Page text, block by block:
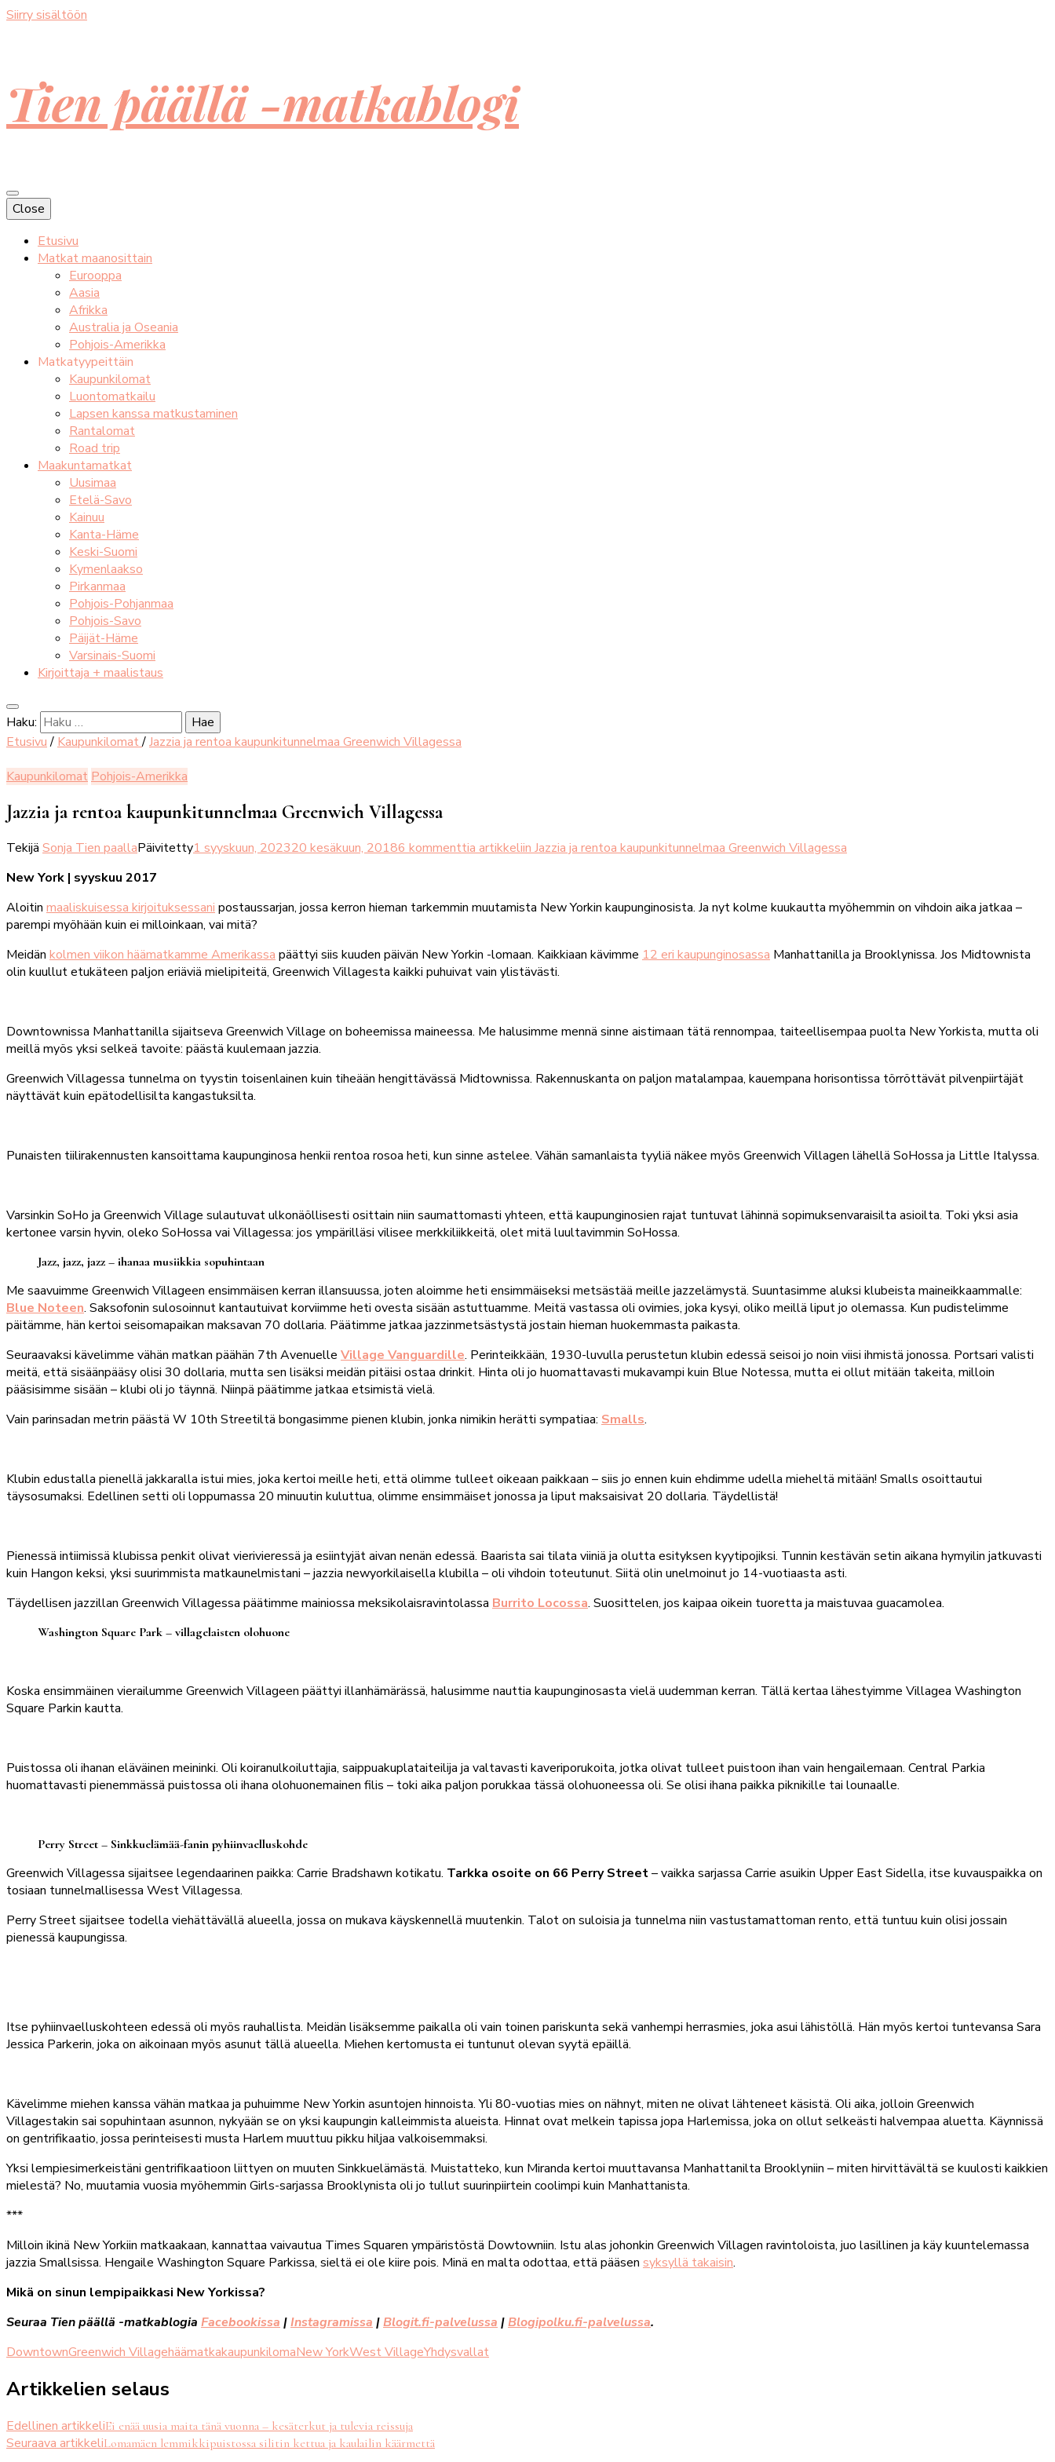
Siirry sisältöön
Tien päällä -matkablogi
Close
Etusivu
Matkat maanosittain
Eurooppa
Aasia
Afrikka
Australia ja Oseania
Pohjois-Amerikka
Matkatyypeittäin
Kaupunkilomat
Luontomatkailu
Lapsen kanssa matkustaminen
Rantalomat
Road trip
Maakuntamatkat
Uusimaa
Etelä-Savo
Kainuu
Kanta-Häme
Keski-Suomi
Kymenlaakso
Pirkanmaa
Pohjois-Pohjanmaa
Pohjois-Savo
Päijät-Häme
Varsinais-Suomi
Kirjoittaja + maalistaus
Haku:
Etusivu / Kaupunkilomat/Jazzia ja rentoa kaupunkitunnelmaa Greenwich Villagessa
Kaupunkilomat Pohjois-Amerikka
Jazzia ja rentoa kaupunkitunnelmaa Greenwich Villagessa
Tekijä Sonja Tien paallaPäivitetty1 syyskuun, 202320 kesäkuun, 20186 kommenttia artikkeliin Jazzia ja rentoa kaupunkitunnelmaa Greenwich Villagessa
New York | syyskuu 2017
Aloitin maaliskuisessa kirjoituksessani postaussarjan, jossa kerron hieman tarkemmin muutamista New Yorkin kaupunginosista. Ja nyt kolme kuukautta myöhemmin on vihdoin aika jatkaa –
parempi myöhään kuin ei milloinkaan, vai mitä?
Meidän kolmen viikon häämatkamme Amerikassa päättyi siis kuuden päivän New Yorkin -lomaan. Kaikkiaan kävimme 12 eri kaupunginosassa Manhattanilla ja Brooklynissa. Jos Midtownista
olin kuullut etukäteen paljon eriäviä mielipiteitä, Greenwich Villagesta kaikki puhuivat vain ylistävästi.
Downtownissa Manhattanilla sijaitseva Greenwich Village on boheemissa maineessa. Me halusimme mennä sinne aistimaan tätä rennompaa, taiteellisempaa puolta New Yorkista, mutta oli
meillä myös yksi selkeä tavoite: päästä kuulemaan jazzia.
Greenwich Villagessa tunnelma on tyystin toisenlainen kuin tiheään hengittävässä Midtownissa. Rakennuskanta on paljon matalampaa, kauempana horisontissa törröttävät pilvenpiirtäjät
näyttävät kuin epätodellisilta kangastuksilta.
Punaisten tiilirakennusten kansoittama kaupunginosa henkii rentoa rosoa heti, kun sinne astelee. Vähän samanlaista tyyliä näkee myös Greenwich Villagen lähellä SoHossa ja Little Italyssa.
Varsinkin SoHo ja Greenwich Village sulautuvat ulkonäöllisesti osittain niin saumattomasti yhteen, että kaupunginosien rajat tuntuvat lähinnä sopimuksenvaraisilta asioilta. Toki yksi asia
kertonee varsin hyvin, oleko SoHossa vai Villagessa: jos ympärilläsi vilisee merkkiliikkeitä, olet mitä luultavimmin SoHossa.
Jazz, jazz, jazz – ihanaa musiikkia sopuhintaan
Me saavuimme Greenwich Villageen ensimmäisen kerran illansuussa, joten aloimme heti ensimmäiseksi metsästää meille jazzelämystä. Suuntasimme aluksi klubeista maineikkaammalle:
Blue Noteen. Saksofonin sulosoinnut kantautuivat korviimme heti ovesta sisään astuttuamme. Meitä vastassa oli ovimies, joka kysyi, oliko meillä liput jo olemassa. Kun pudistelimme
päitämme, hän kertoi seisomapaikan maksavan 70 dollaria. Päätimme jatkaa jazzinmetsästystä jostain hieman huokemmasta paikasta.
Seuraavaksi kävelimme vähän matkan päähän 7th Avenuelle Village Vanguardille. Perinteikkään, 1930-luvulla perustetun klubin edessä seisoi jo noin viisi ihmistä jonossa. Portsari valisti
meitä, että sisäänpääsy olisi 30 dollaria, mutta sen lisäksi meidän pitäisi ostaa drinkit. Hinta oli jo huomattavasti mukavampi kuin Blue Notessa, mutta ei ollut mitään takeita, milloin
pääsisimme sisään – klubi oli jo täynnä. Niinpä päätimme jatkaa etsimistä vielä.
Vain parinsadan metrin päästä W 10th Streetiltä bongasimme pienen klubin, jonka nimikin herätti sympatiaa: Smalls.
Klubin edustalla pienellä jakkaralla istui mies, joka kertoi meille heti, että olimme tulleet oikeaan paikkaan – siis jo ennen kuin ehdimme udella mieheltä mitään! Smalls osoittautui
täysosumaksi. Edellinen setti oli loppumassa 20 minuutin kuluttua, olimme ensimmäiset jonossa ja liput maksaisivat 20 dollaria. Täydellistä!
Pienessä intiimissä klubissa penkit olivat vierivieressä ja esiintyjät aivan nenän edessä. Baarista sai tilata viiniä ja olutta esityksen kyytipojiksi. Tunnin kestävän setin aikana hymyilin jatkuvasti
kuin Hangon keksi, yksi suurimmista matkaunelmistani – jazzia newyorkilaisella klubilla – oli vihdoin toteutunut. Siitä olin unelmoinut jo 14-vuotiaasta asti.
Täydellisen jazzillan Greenwich Villagessa päätimme mainiossa meksikolaisravintolassa Burrito Locossa. Suosittelen, jos kaipaa oikein tuoretta ja maistuvaa guacamolea.
Washington Square Park – villagelaisten olohuone
Koska ensimmäinen vierailumme Greenwich Villageen päättyi illanhämärässä, halusimme nauttia kaupunginosasta vielä uudemman kerran. Tällä kertaa lähestyimme Villagea Washington
Square Parkin kautta.
Puistossa oli ihanan eläväinen meininki. Oli koiranulkoiluttajia, saippuakuplataiteilija ja valtavasti kaveriporukoita, jotka olivat tulleet puistoon ihan vain hengailemaan. Central Parkia
huomattavasti pienemmässä puistossa oli ihana olohuonemainen filis – toki aika paljon porukkaa tässä olohuoneessa oli. Se olisi ihana paikka piknikille tai lounaalle.
Perry Street – Sinkkuelämää-fanin pyhiinvaelluskohde
Greenwich Villagessa sijaitsee legendaarinen paikka: Carrie Bradshawn kotikatu. Tarkka osoite on 66 Perry Street– vaikka sarjassa Carrie asuikin Upper East Sidella, itse kuvauspaikka on
tosiaan tunnelmallisessa West Villagessa.
Perry Street sijaitsee todella viehättävällä alueella, jossa on mukava käyskennellä muutenkin. Talot on suloisia ja tunnelma niin vastustamattoman rento, että tuntuu kuin olisi jossain
pienessä kaupungissa.
Itse pyhiinvaelluskohteen edessä oli myös rauhallista. Meidän lisäksemme paikalla oli vain toinen pariskunta sekä vanhempi herrasmies, joka asui lähistöllä. Hän myös kertoi tuntevansa Sara
Jessica Parkerin, joka on aikoinaan myös asunut tällä alueella. Miehen kertomusta ei tuntunut olevan syytä epäillä.
Kävelimme miehen kanssa vähän matkaa ja puhuimme New Yorkin asuntojen hinnoista. Yli 80-vuotias mies on nähnyt, miten ne olivat lähteneet käsistä. Oli aika, jolloin Greenwich
Villagestakin sai sopuhintaan asunnon, nykyään se on yksi kaupungin kalleimmista alueista. Hinnat ovat melkein tapissa jopa Harlemissa, joka on ollut selkeästi halvempaa aluetta. Käynnissä
on gentrifikaatio, jossa perinteisesti musta Harlem muuttuu pikku hiljaa valkoisemmaksi.
Yksi lempiesimerkeistäni gentrifikaatioon liittyen on muuten Sinkkuelämästä. Muistatteko, kun Miranda kertoi muuttavansa Manhattanilta Brooklyniin – miten hirvittävältä se kuulosti kaikkien
mielestä? No, muutamia vuosia myöhemmin Girls-sarjassa Brooklynista oli jo tullut suurinpiirtein coolimpi kuin Manhattanista.
***
Milloin ikinä New Yorkiin matkaakaan, kannattaa vaivautua Times Squaren ympäristöstä Dowtowniin. Istu alas johonkin Greenwich Villagen ravintoloista, juo lasillinen ja käy kuuntelemassa
jazzia Smallsissa. Hengaile Washington Square Parkissa, sieltä ei ole kiire pois. Minä en malta odottaa, että pääsen syksyllä takaisin.
Mikä on sinun lempipaikkasi New Yorkissa?
Seuraa Tien päällä -matkablogia Facebookissa |Instagramissa |Blogit.fi-palvelussa |Blogipolku.fi-palvelussa.
DowntownGreenwich VillagehäämatkakaupunkilomaNew YorkWest VillageYhdysvallat
Artikkelien selaus
Edellinen artikkeliEi enää uusia maita tänä vuonna – kesäterkut ja tulevia reissuja
Seuraava artikkeliLomamäen lemmikkipuistossa silitin kettua ja kaulailin käärmettä